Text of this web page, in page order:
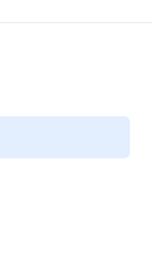
：80%
を進めていき